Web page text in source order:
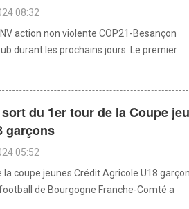
08:32
action non violente COP21-Besançon
durant les prochains jours. Le premier
du 1er tour de la Coupe
garçons
05:52
coupe jeunes Crédit Agricole U18
de Bourgogne Franche-Comté a